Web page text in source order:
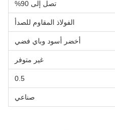
تصل إلى 90%
الفولاذ المقاوم للصدأ
أخضر أسود وباي فضي
غير متوفر
0.5
صناعي